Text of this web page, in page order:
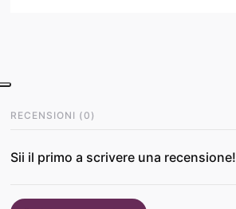
RECENSIONI (0 )
Sii il primo a scrivere una recensione!